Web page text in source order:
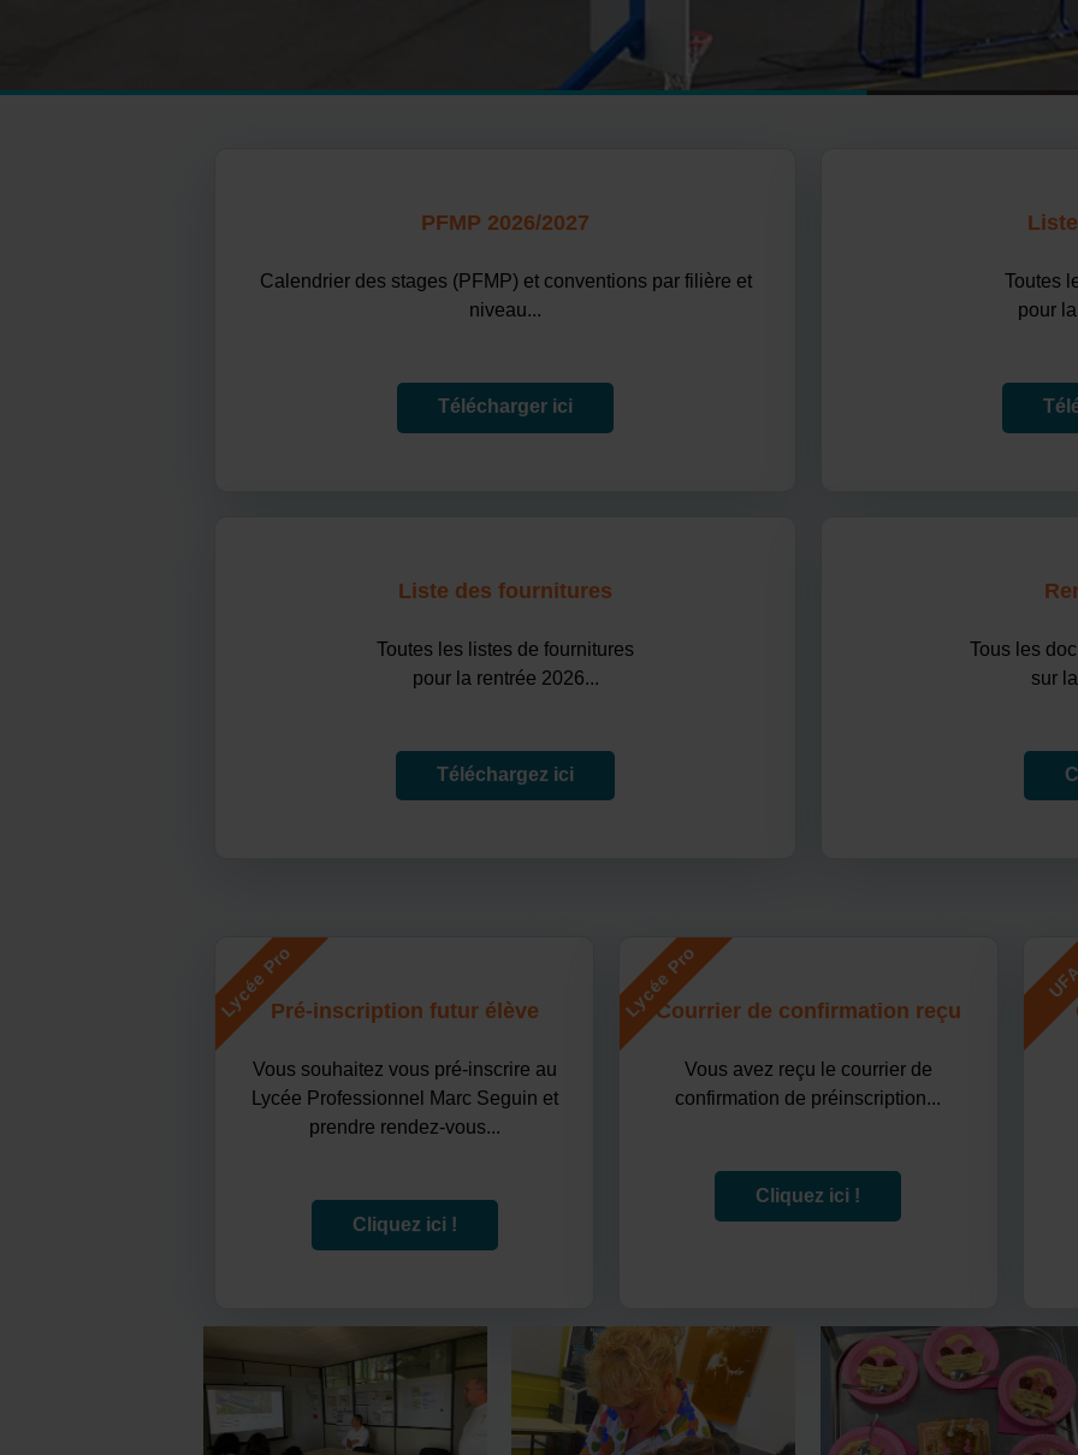
PFMP 2026/2027
Calendrier des stages (PFMP) et conventions par filière et
niveau...
Télécharger ici
Toutes
pour
Liste des fournitures
Toutes les listes de fournitures
pour la rentrée 2026...
Téléchargez ici
Tous les
sur
Lycée ProPré-inscription futur élève
Vous souhaitez vous pré-inscrire au
Lycée Professionnel Marc Seguin et
prendre rendez-vous...
Cliquez ici !
Lycée Pro
Courrier de confirmation reçu
Vous avez reçu le courrier de
confirmation de préinscription...
Cliquez ici !